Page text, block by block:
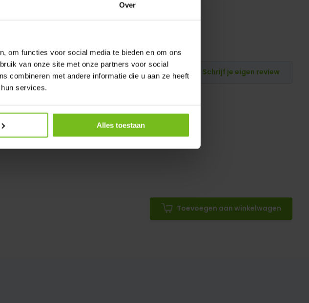
Over
om functies voor social media te bieden en om ons
van onze site met onze partners voor social
combineren met andere informatie die u aan ze heeft
services.
Alles toestaan
Schrijf je eigen review
Toevoegen aan winkelwagen